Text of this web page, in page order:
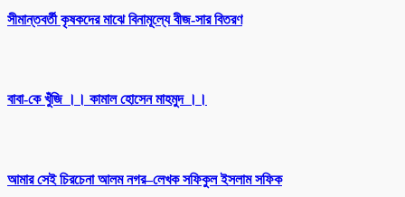
সীমান্তবর্তী কৃষকদের মাঝে বিনামূল্যে বীজ-সার বিতরণ
বাবা-কে খুঁজি ।। কামাল হোসেন মাহমুদ ।।
আমার সেই চিরচেনা আলম নগর–লেখক সফিকুল ইসলাম সফিক